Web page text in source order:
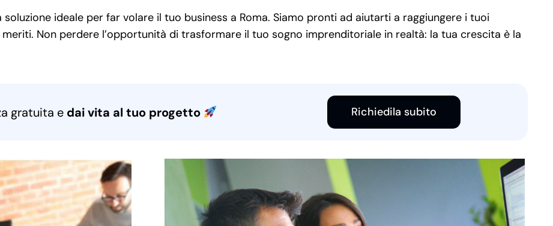
ideale per far volare il tuo business a Roma. Siamo pronti ad aiutarti a raggiungere i tuoi
Non perdere l’opportunità di trasformare il tuo sogno imprenditoriale in realtà: la tua crescita è la
gratuita e dai vita al tuo progetto Richiedila subito